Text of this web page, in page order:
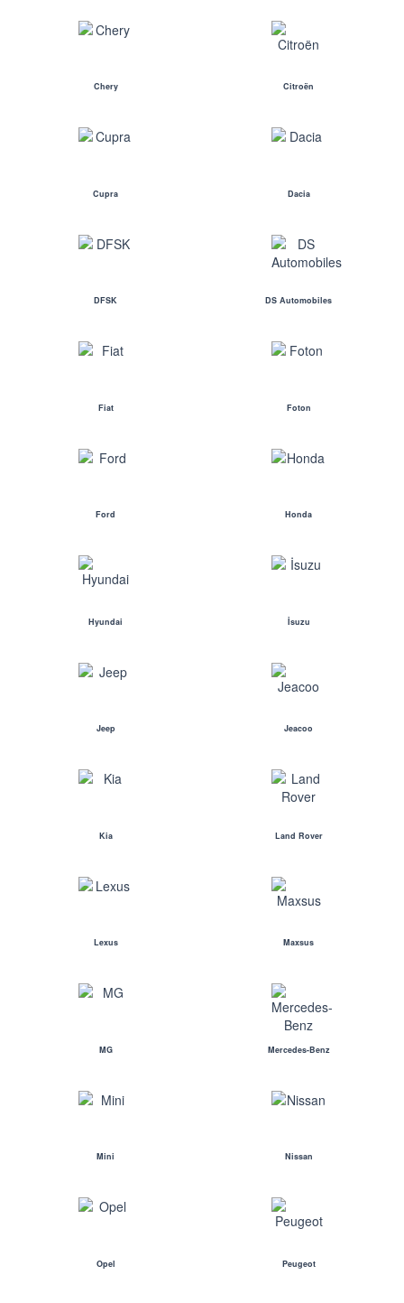
Chery Citroën
Cupra Dacia
DFSK DS Automobiles
Fiat Foton
Ford Honda
Hyundai İsuzu
Jeep Jeacoo
Kia Land Rover
Lexus Maxsus
MG Mercedes-Benz
Mini Nissan
Opel Peugeot